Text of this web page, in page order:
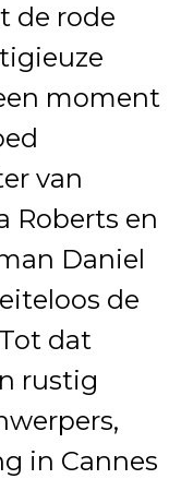
de rode
moment
van
Roberts en
Daniel
de
dat
rustig
in Cannes